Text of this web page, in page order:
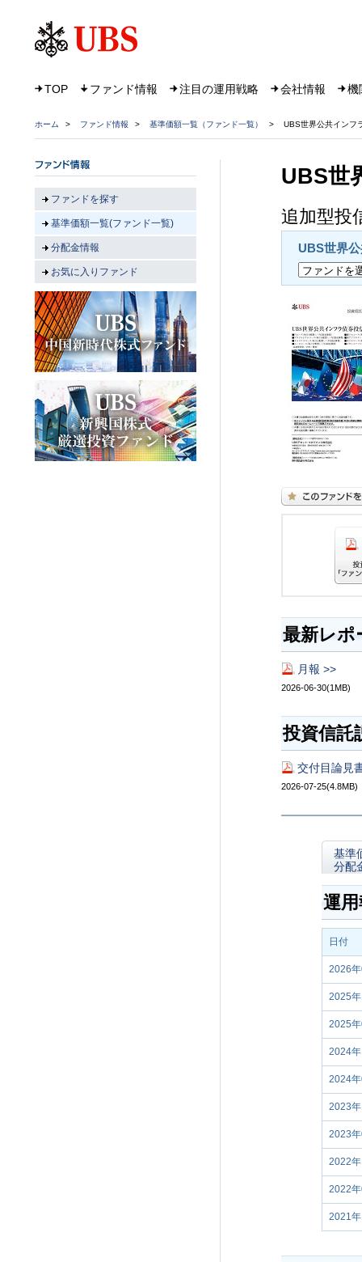
TOP ファンド情報 注目の運用戦略 会社情報 機
ホーム > ファンド情報 > 基準価額一覧（ファンド一覧） > UBS世界公共インフ
UBS世
追加型投
UBS世界
最新レポ
月報 >>
2026-06-30(1MB)
投資信託
交付目論見
2026-07-25(4.8MB)
基準
分配
運
日付
2026
2025
2025
2024
2024
2023
2023
2022
2022
2021
ファンドを探す
基準価額一覧(ファンド一覧)
分配金情報
お気に入りファンド